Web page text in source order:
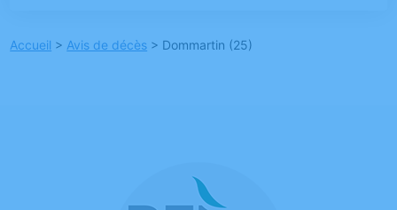
Accueil > Avis de décès > Dommartin (25)